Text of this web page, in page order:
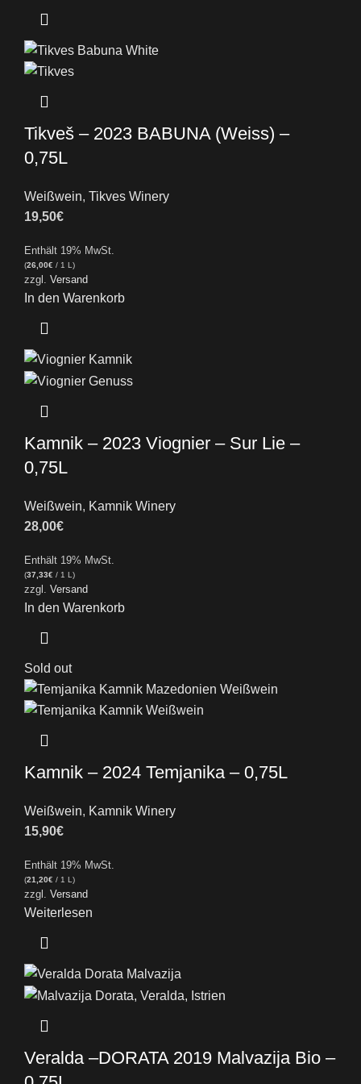
Tikveš – 2023 BABUNA (Weiss) –
0,75L
Weißwein, Tikves Winery
19,50€
Enthält 19% MwSt.
(26,00€ / 1 L)
zzgl. Versand
In den Warenkorb
Kamnik – 2023 Viognier – Sur Lie –
0,75L
Weißwein, Kamnik Winery
28,00€
Enthält 19% MwSt.
(37,33€ / 1 L)
zzgl. Versand
In den Warenkorb
Sold out
Kamnik – 2024 Temjanika – 0,75L
Weißwein, Kamnik Winery
15,90€
Enthält 19% MwSt.
(21,20€ / 1 L)
zzgl. Versand
Weiterlesen
Veralda –DORATA 2019 Malvazija Bio –